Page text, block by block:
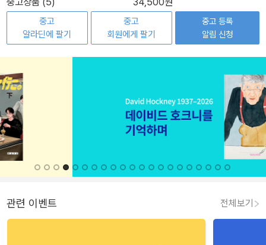
중고
알라딘에 팔기
중고
회원에게 팔기
중고 등록
알림 신청
관련 이벤트 전체보기